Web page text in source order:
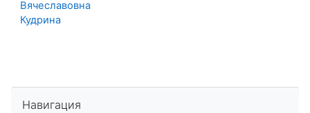
Вячеславовна
Кудрина
Навигация